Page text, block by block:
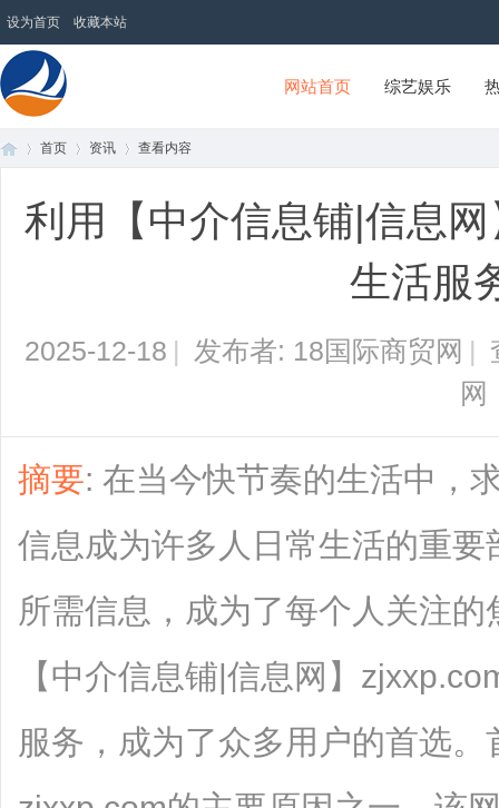
设为首页 收藏本站
18国际商贸网
网站首页 综艺娱乐
首页
›
资讯 查看内容
利用【中介信息铺|信息
生活服
2025-12-18 | 发布者: 18国际商贸网 |
网
摘要: 在当今快节奏的生活中，
信息成为许多人日常生活的重
所需信息，成为了每个人关注
【中介信息铺|信息网】
服务，成为了众多用户的首选